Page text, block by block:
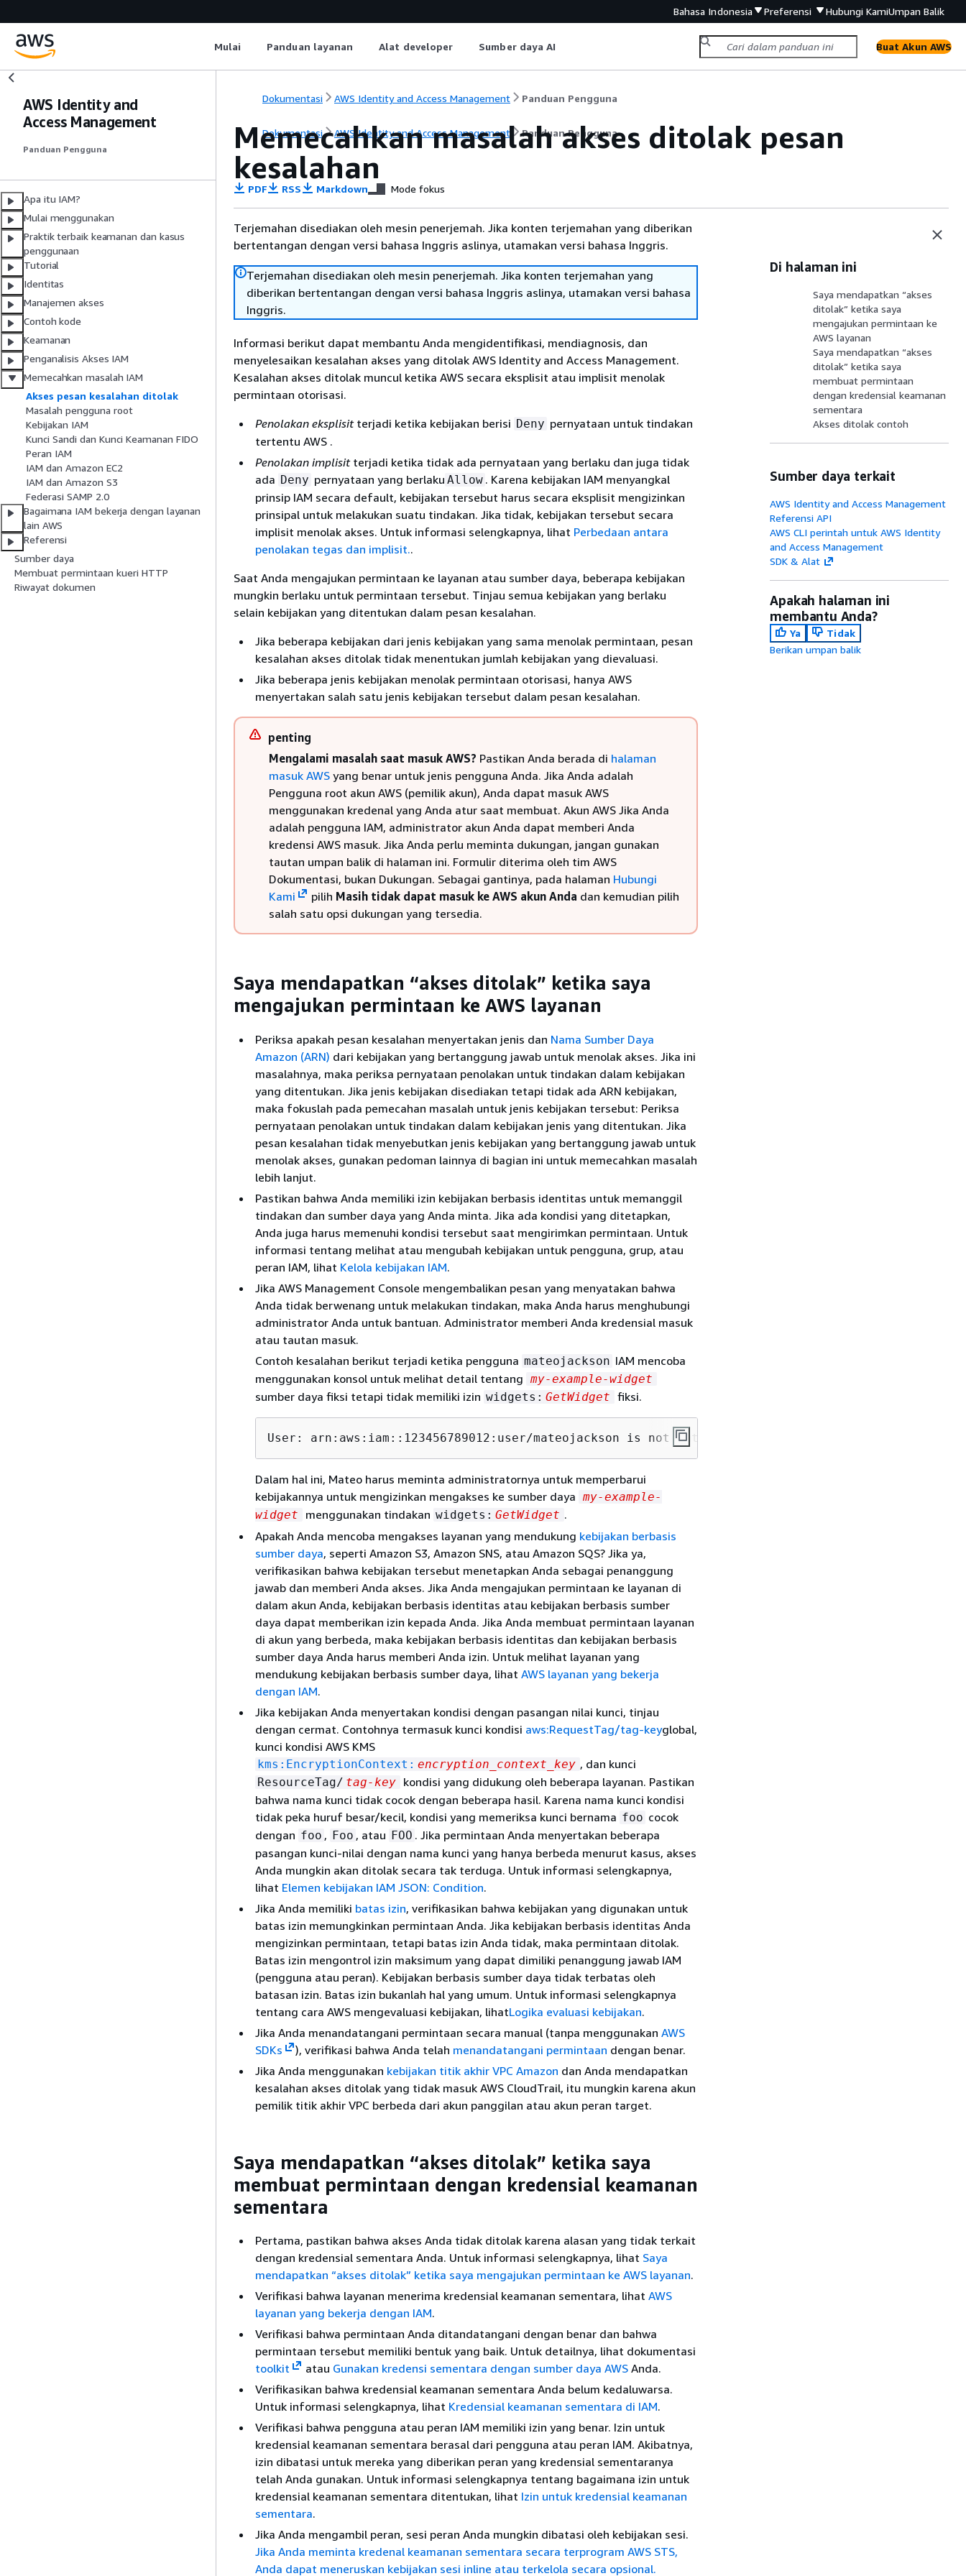
Bahasa Indonesia Preferensi Hubungi KamiUmpan Balik
Mulai Panduan layanan Alat developer Sumber daya AI Buat Akun AWS
AWS Identity and
Access Management
Panduan Pengguna
Apa itu IAM?
Mulai menggunakan
Praktik terbaik keamanan dan kasus
penggunaan
Tutorial
Identitas
Manajemen akses
Contoh kode
Keamanan
Penganalisis Akses IAM
Memecahkan masalah IAM
Akses pesan kesalahan ditolak
Masalah pengguna root
Kebijakan IAM
Kunci Sandi dan Kunci Keamanan FIDO
Peran IAM
IAM dan Amazon EC2
IAM dan Amazon S3
Federasi SAMP 2.0
Bagaimana IAM bekerja dengan layanan
lain AWS
Referensi
Sumber daya
Membuat permintaan kueri HTTP
Riwayat dokumen
Dokumentasi AWS Identity and Access Management Panduan Pengguna
Dokumentasi AWS Identity and Access Management Panduan Pengguna
Memecahkan masalah akses ditolak pesan
kesalahan
PDF RSS Markdown Mode fokus
Terjemahan disediakan oleh mesin penerjemah. Jika konten terjemahan yang diberikan
bertentangan dengan versi bahasa Inggris aslinya, utamakan versi bahasa Inggris.
Terjemahan disediakan oleh mesin penerjemah. Jika konten terjemahan yang
diberikan bertentangan dengan versi bahasa Inggris aslinya, utamakan versi bahasa
Inggris.
Informasi berikut dapat membantu Anda mengidentifikasi, mendiagnosis, dan
menyelesaikan kesalahan akses yang ditolak AWS Identity and Access Management.
Kesalahan akses ditolak muncul ketika AWS secara eksplisit atau implisit menolak
permintaan otorisasi.
Penolakan eksplisitterjadi ketika kebijakan berisi Deny pernyataan untuk tindakan
tertentu AWS .
Penolakan implisitterjadi ketika tidak ada pernyataan yang berlaku dan juga tidak
ada Deny pernyataan yang berlaku Allow . Karena kebijakan IAM menyangkal
prinsip IAM secara default, kebijakan tersebut harus secara eksplisit mengizinkan
prinsipal untuk melakukan suatu tindakan. Jika tidak, kebijakan tersebut secara
implisit menolak akses. Untuk informasi selengkapnya, lihat Perbedaan antara
penolakan tegas dan implisit..
Saat Anda mengajukan permintaan ke layanan atau sumber daya, beberapa kebijakan
mungkin berlaku untuk permintaan tersebut. Tinjau semua kebijakan yang berlaku
selain kebijakan yang ditentukan dalam pesan kesalahan.
Jika beberapa kebijakan dari jenis kebijakan yang sama menolak permintaan, pesan
kesalahan akses ditolak tidak menentukan jumlah kebijakan yang dievaluasi.
Jika beberapa jenis kebijakan menolak permintaan otorisasi, hanya AWS
menyertakan salah satu jenis kebijakan tersebut dalam pesan kesalahan.
penting
Mengalami masalah saat masuk AWS? Pastikan Anda berada di halaman
masuk AWS yang benar untuk jenis pengguna Anda. Jika Anda adalah
Pengguna root akun AWS (pemilik akun), Anda dapat masuk AWS
menggunakan kredenal yang Anda atur saat membuat. Akun AWS Jika Anda
adalah pengguna IAM, administrator akun Anda dapat memberi Anda
kredensi AWS masuk. Jika Anda perlu meminta dukungan, jangan gunakan
tautan umpan balik di halaman ini. Formulir diterima oleh tim AWS
Dokumentasi, bukan Dukungan. Sebagai gantinya, pada halaman Hubungi
Kami
pilih Masih tidak dapat masuk ke AWS akun Anda dan kemudian pilih
salah satu opsi dukungan yang tersedia.
Saya mendapatkan “akses ditolak” ketika saya
mengajukan permintaan ke AWS layanan
Periksa apakah pesan kesalahan menyertakan jenis dan Nama Sumber Daya
Amazon (ARN) dari kebijakan yang bertanggung jawab untuk menolak akses. Jika ini
masalahnya, maka periksa pernyataan penolakan untuk tindakan dalam kebijakan
yang ditentukan. Jika jenis kebijakan disediakan tetapi tidak ada ARN kebijakan,
maka fokuslah pada pemecahan masalah untuk jenis kebijakan tersebut: Periksa
pernyataan penolakan untuk tindakan dalam kebijakan jenis yang ditentukan. Jika
pesan kesalahan tidak menyebutkan jenis kebijakan yang bertanggung jawab untuk
menolak akses, gunakan pedoman lainnya di bagian ini untuk memecahkan masalah
lebih lanjut.
Pastikan bahwa Anda memiliki izin kebijakan berbasis identitas untuk memanggil
tindakan dan sumber daya yang Anda minta. Jika ada kondisi yang ditetapkan,
Anda juga harus memenuhi kondisi tersebut saat mengirimkan permintaan. Untuk
informasi tentang melihat atau mengubah kebijakan untuk pengguna, grup, atau
peran IAM, lihat Kelola kebijakan IAM.
Jika AWS Management Console mengembalikan pesan yang menyatakan bahwa
Anda tidak berwenang untuk melakukan tindakan, maka Anda harus menghubungi
administrator Anda untuk bantuan. Administrator memberi Anda kredensial masuk
atau tautan masuk.
Contoh kesalahan berikut terjadi ketika pengguna mateojackson IAM mencoba
menggunakan konsol untuk melihat detail tentang my-example-widget
sumber daya fiksi tetapi tidak memiliki izin widgets: GetWidget fiksi.
User: arn:aws:iam::123456789012:user/mateojackson is not authorized to perform: widgets:
Dalam hal ini, Mateo harus meminta administratornya untuk memperbarui
kebijakannya untuk mengizinkan mengakses ke sumber daya my-example-
widget
menggunakan tindakan widgets: GetWidget .
Apakah Anda mencoba mengakses layanan yang mendukung kebijakan berbasis
sumber daya, seperti Amazon S3, Amazon SNS, atau Amazon SQS? Jika ya,
verifikasikan bahwa kebijakan tersebut menetapkan Anda sebagai penanggung
jawab dan memberi Anda akses. Jika Anda mengajukan permintaan ke layanan di
dalam akun Anda, kebijakan berbasis identitas atau kebijakan berbasis sumber
daya dapat memberikan izin kepada Anda. Jika Anda membuat permintaan layanan
di akun yang berbeda, maka kebijakan berbasis identitas dan kebijakan berbasis
sumber daya Anda harus memberi Anda izin. Untuk melihat layanan yang
mendukung kebijakan berbasis sumber daya, lihat AWS layanan yang bekerja
dengan IAM.
Jika kebijakan Anda menyertakan kondisi dengan pasangan nilai kunci, tinjau
dengan cermat. Contohnya termasuk kunci kondisi aws:RequestTag/tag-keyglobal,
kunci kondisi AWS KMS
kms:EncryptionContext: encryption_context_key , dan kunci
ResourceTag/ tag-key kondisi yang didukung oleh beberapa layanan. Pastikan
bahwa nama kunci tidak cocok dengan beberapa hasil. Karena nama kunci kondisi
tidak peka huruf besar/kecil, kondisi yang memeriksa kunci bernama foo cocok
dengan foo , Foo , atau FOO . Jika permintaan Anda menyertakan beberapa
pasangan kunci-nilai dengan nama kunci yang hanya berbeda menurut kasus, akses
Anda mungkin akan ditolak secara tak terduga. Untuk informasi selengkapnya,
lihat Elemen kebijakan IAM JSON: Condition.
Jika Anda memiliki batas izin, verifikasikan bahwa kebijakan yang digunakan untuk
batas izin memungkinkan permintaan Anda. Jika kebijakan berbasis identitas Anda
mengizinkan permintaan, tetapi batas izin Anda tidak, maka permintaan ditolak.
Batas izin mengontrol izin maksimum yang dapat dimiliki penanggung jawab IAM
(pengguna atau peran). Kebijakan berbasis sumber daya tidak terbatas oleh
batasan izin. Batas izin bukanlah hal yang umum. Untuk informasi selengkapnya
tentang cara AWS mengevaluasi kebijakan, lihatLogika evaluasi kebijakan.
Jika Anda menandatangani permintaan secara manual (tanpa menggunakan AWS
SDKs
), verifikasi bahwa Anda telah menandatangani permintaan dengan benar.
Jika Anda menggunakan kebijakan titik akhir VPC Amazon dan Anda mendapatkan
kesalahan akses ditolak yang tidak masuk AWS CloudTrail, itu mungkin karena akun
pemilik titik akhir VPC berbeda dari akun panggilan atau akun peran target.
Saya mendapatkan “akses ditolak” ketika saya
membuat permintaan dengan kredensial keamanan
sementara
Pertama, pastikan bahwa akses Anda tidak ditolak karena alasan yang tidak terkait
dengan kredensial sementara Anda. Untuk informasi selengkapnya, lihat Saya
mendapatkan “akses ditolak” ketika saya mengajukan permintaan ke AWS layanan.
Verifikasi bahwa layanan menerima kredensial keamanan sementara, lihat AWS
layanan yang bekerja dengan IAM.
Verifikasi bahwa permintaan Anda ditandatangani dengan benar dan bahwa
permintaan tersebut memiliki bentuk yang baik. Untuk detailnya, lihat dokumentasi
toolkit
atau Gunakan kredensi sementara dengan sumber daya AWSAnda.
Verifikasikan bahwa kredensial keamanan sementara Anda belum kedaluwarsa.
Untuk informasi selengkapnya, lihat Kredensial keamanan sementara di IAM.
Verifikasi bahwa pengguna atau peran IAM memiliki izin yang benar. Izin untuk
kredensial keamanan sementara berasal dari pengguna atau peran IAM. Akibatnya,
izin dibatasi untuk mereka yang diberikan peran yang kredensial sementaranya
telah Anda gunakan. Untuk informasi selengkapnya tentang bagaimana izin untuk
kredensial keamanan sementara ditentukan, lihat Izin untuk kredensial keamanan
sementara.
Jika Anda mengambil peran, sesi peran Anda mungkin dibatasi oleh kebijakan sesi.
Jika Anda meminta kredenal keamanan sementara secara terprogram AWS STS,
Anda dapat meneruskan kebijakan sesi inline atau terkelola secara opsional.
Di halaman ini
Saya mendapatkan “akses
ditolak” ketika saya
mengajukan permintaan ke
AWS layanan
Saya mendapatkan “akses
ditolak” ketika saya
membuat permintaan
dengan kredensial keamanan
sementara
Akses ditolak contoh
Sumber daya terkait
AWS Identity and Access Management
Referensi API
AWS CLI perintah untuk AWS Identity
and Access Management
SDK & Alat
Apakah halaman ini
membantu Anda?
Ya
Tidak
Berikan umpan balik